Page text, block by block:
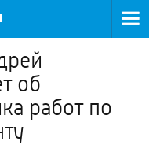
об
работ по